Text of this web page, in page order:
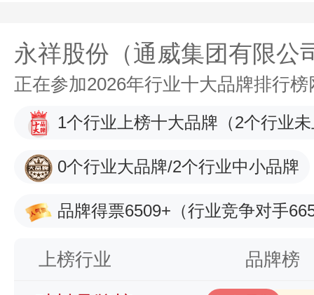
永祥股份（通威集团有限公
正在参加2026年行业十大品牌排行
1个行业上榜十大品牌 （2个行业
0个行业大品牌/2个行业中小品牌
品牌得票6509+ （行业竞争对手
上榜行业 品牌榜